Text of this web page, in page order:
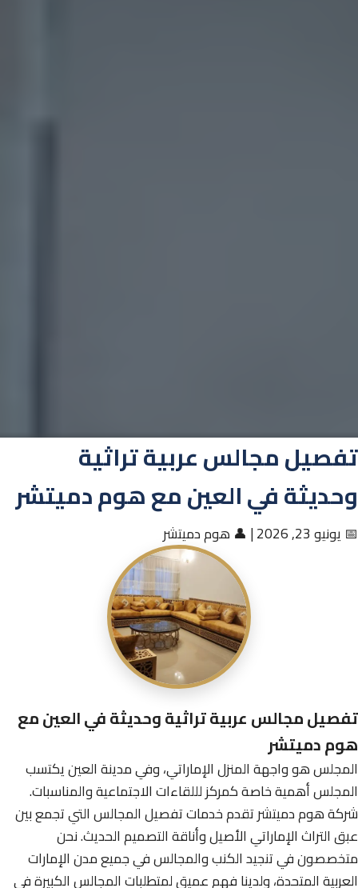
تفصيل مجالس عربية تراثية
وحديثة في العين مع هوم دميتشر
📅 يونيو 23, 2026 | 👤 هوم دميتشر
تفصيل مجالس عربية تراثية وحديثة في العين مع
هوم دميتشر
المجلس هو واجهة المنزل الإماراتي، وفي مدينة العين يكتسب
المجلس أهمية خاصة كمركز لللقاءات الاجتماعية والمناسبات.
شركة هوم دميتشر تقدم خدمات تفصيل المجالس التي تجمع بين
عبق التراث الإماراتي الأصيل وأناقة التصميم الحديث. نحن
متخصصون في تنجيد الكنب والمجالس في جميع مدن الإمارات
العربية المتحدة، ولدينا فهم عميق لمتطلبات المجالس الكبيرة في